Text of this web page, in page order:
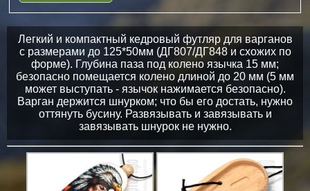
Легкий и компактный кедровый футляр для варганов
с размерами до 125*50мм (ДГ807/ДГ848 и схожих по
форме). Глубина паза под колено язычка 15 мм;
безопасно помещается колено длиной до 20 мм (5 мм
может выступать - язычок нажимается безопасно).
Варган держится шнурком; что бы его достать, нужно
оттянуть бусину. Развязывать и завязывать и
завязывать шнурок не нужно.